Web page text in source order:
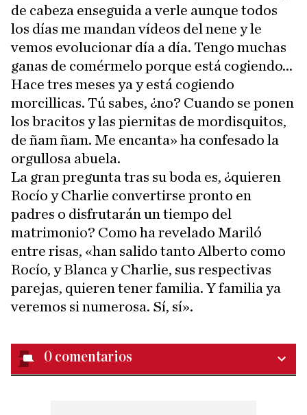
de cabeza enseguida a verle aunque todos
los días me mandan vídeos del nene y le
vemos evolucionar día a día. Tengo muchas
ganas de comérmelo porque está cogiendo...
Hace tres meses ya y está cogiendo
morcillicas. Tú sabes, ¿no? Cuando se ponen
los bracitos y las piernitas de mordisquitos,
de ñam ñam. Me encanta» ha confesado la
orgullosa abuela.
La gran pregunta tras su boda es, ¿quieren
Rocío y Charlie convertirse pronto en
padres o disfrutarán un tiempo del
matrimonio? Como ha revelado Mariló
entre risas, «han salido tanto Alberto como
Rocío, y Blanca y Charlie, sus respectivas
parejas, quieren tener familia. Y familia ya
veremos si numerosa. Sí, sí».
0 comentarios